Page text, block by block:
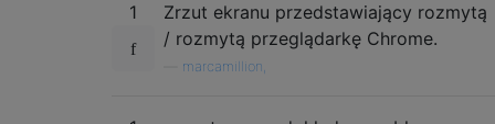
1
Zrzut ekranu przedstawiający rozmytą
/ rozmytą przeglądarkę Chrome.
marcamillion,